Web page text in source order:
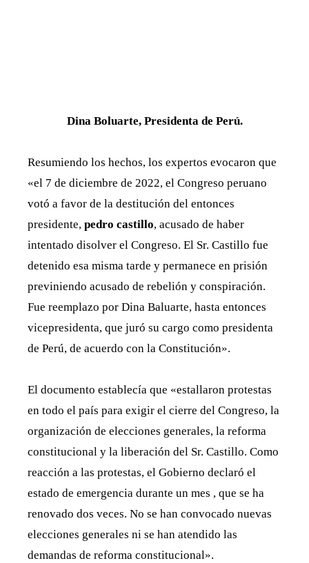
Dina Boluarte, Presidenta de Perú.
Resumiendo los hechos, los expertos evocaron que
«el 7 de diciembre de 2022, el Congreso peruano
votó a favor de la destitución del entonces
presidente, pedro castillo, acusado de haber
intentado disolver el Congreso. El Sr. Castillo fue
detenido esa misma tarde y permanece en prisión
previniendo acusado de rebelión y conspiración.
Fue reemplazo por Dina Baluarte, hasta entonces
vicepresidenta, que juró su cargo como presidenta
de Perú, de acuerdo con la Constitución».
El documento establecía que «estallaron protestas
en todo el país para exigir el cierre del Congreso, la
organización de elecciones generales, la reforma
constitucional y la liberación del Sr. Castillo. Como
reacción a las protestas, el Gobierno declaró el
estado de emergencia durante un mes , que se ha
renovado dos veces. No se han convocado nuevas
elecciones generales ni se han atendido las
demandas de reforma constitucional».